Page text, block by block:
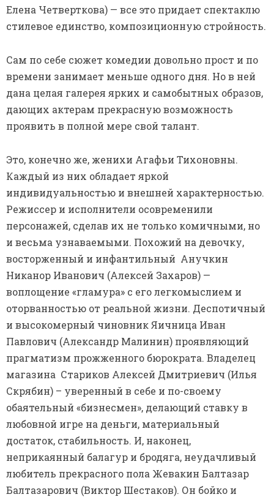
Елена Четверткова) — все это придает спектаклю
стилевое единство, композиционную стройность.
Сам по себе сюжет комедии довольно прост и по
времени занимает меньше одного дня. Но в ней
дана целая галерея ярких и самобытных образов,
дающих актерам прекрасную возможность
проявить в полной мере свой талант.
Это, конечно же, женихи Агафьи Тихоновны.
Каждый из них обладает яркой
индивидуальностью и внешней характерностью.
Режиссер и исполнители осовременили
персонажей, сделав их не только комичными, но
и весьма узнаваемыми. Похожий на девочку,
восторженный и инфантильный Анучкин
Никанор Иванович (Алексей Захаров) —
воплощение «гламура» с его легкомыслием и
оторванностью от реальной жизни. Деспотичный
и высокомерный чиновник Яичница Иван
Павлович (Александр Малинин) проявляющий
прагматизм прожженного бюрократа. Владелец
магазина Стариков Алексей Дмитриевич (Илья
Скрябин) – уверенный в себе и по-своему
обаятельный «бизнесмен», делающий ставку в
любовной игре на деньги, материальный
достаток, стабильность. И, наконец,
неприкаянный балагур и бродяга, неудачливый
любитель прекрасного пола Жевакин Балтазар
Балтазарович (Виктор Шестаков). Он бойко и